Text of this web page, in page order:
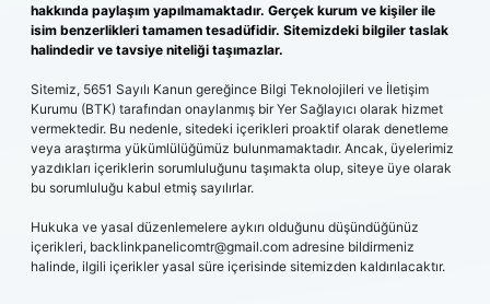
hakkında paylaşım yapılmamaktadır. Gerçek kurum ve kişiler ile
isim benzerlikleri tamamen tesadüfidir. Sitemizdeki bilgiler taslak
halindedir ve tavsiye niteliği taşımazlar.
Sitemiz, 5651 Sayılı Kanun gereğince Bilgi Teknolojileri ve İletişim
Kurumu (BTK) tarafından onaylanmış bir Yer Sağlayıcı olarak hizmet
vermektedir. Bu nedenle, sitedeki içerikleri proaktif olarak denetleme
veya araştırma yükümlülüğümüz bulunmamaktadır. Ancak, üyelerimiz
yazdıkları içeriklerin sorumluluğunu taşımakta olup, siteye üye olarak
bu sorumluluğu kabul etmiş sayılırlar.
Hukuka ve yasal düzenlemelere aykırı olduğunu düşündüğünüz
içerikleri, backlinkpanelicomtr@gmail.com adresine bildirmeniz
halinde, ilgili içerikler yasal süre içerisinde sitemizden kaldırılacaktır.